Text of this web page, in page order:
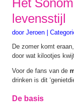
Het
levensstijl
door Jeroen
De zomer komt
door wat kilootjes
Voor de fans van de
drinken is dit
De basis